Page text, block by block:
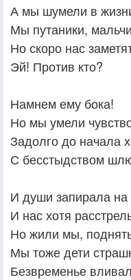
А мы шумели в
Мы путаники,
Но скоро нас
Эй! Против кто?
Намнем ему бока!
Но мы умели
Задолго до начала
С бесстыдством
И души запирала на
И нас хотя
Но жили мы,
Мы тоже дети
Безвременье